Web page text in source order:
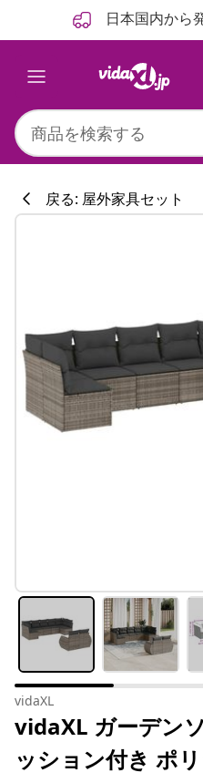
日本国内から
戻る: 屋外家具セット
vidaXL
vidaXL ガーデン
ッション付き ポ